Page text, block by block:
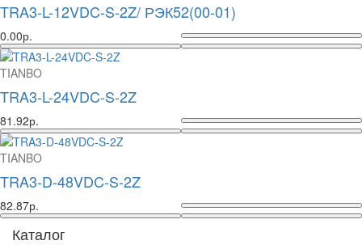
TRA3-L-12VDC-S-2Z/ РЭК52(00-01)
0.00р.
TIANBO
TRA3-L-24VDC-S-2Z
81.92р.
TIANBO
TRA3-D-48VDC-S-2Z
82.87р.
Каталог